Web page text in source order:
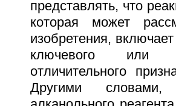
представлять, что
которая может
изобретения,
ключевого или
отличительного
Другими